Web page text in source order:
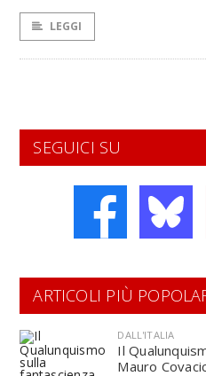
LEGGI
SEGUICI SU
ARTICOLI PIÙ
DALL'ITALIA
Il
Mauro